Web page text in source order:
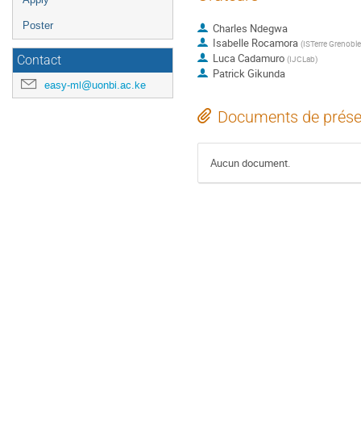
Poster
Contact
easy-ml@uonbi.ac.ke
Charles Ndegwa
Isabelle Rocamora (ISTerre Grenoble
Luca Cadamuro (IJCLab)
Patrick Gikunda
Documents de
Aucun document.